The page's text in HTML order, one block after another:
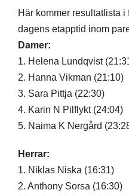
Här kommer resultatlista
dagens etapptid inom
Damer:
1. Helena Lundqvist
2. Hanna Vikman (21:10)
3. Sara Pittja (22:30)
4. Karin N Pilflykt (24:04)
5. Naima K Nergård
Herrar:
1. Niklas Niska (16:31)
2. Anthony Sorsa (16:30)